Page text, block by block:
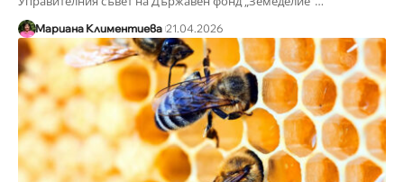
Мариана Климентиева 21.04.2026